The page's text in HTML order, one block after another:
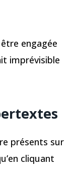
engagée
imprévisible
présents sur
cliquant